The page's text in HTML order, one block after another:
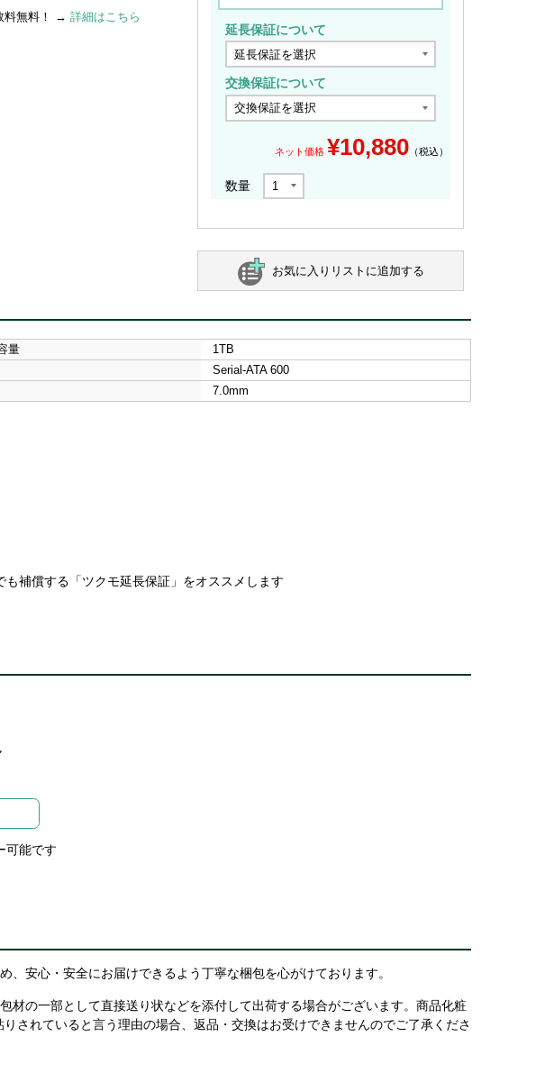
料無料！ → 詳細はこちら
延長保証について
交換保証について
ネット価格 ¥10,880 （税込）
数量
お気に入りリストに追加する
量
1TB
Serial-ATA 600
7.0mm
補償する「ツクモ延長保証」をオススメします
可能です
安心・安全にお届けできるよう丁寧な梱包を心がけております。
の一部として直接送り状などを添付して出荷する場合がございます。商品化粧
されていると言う理由の場合、返品・交換はお受けできませんのでご了承くださ